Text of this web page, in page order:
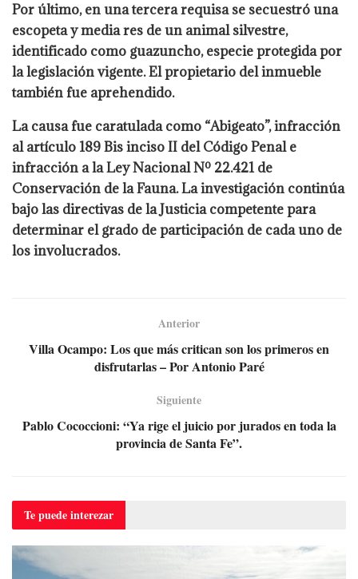
Por último, en una tercera requisa se secuestró una
escopeta y media res de un animal silvestre,
identificado como guazuncho, especie protegida por
la legislación vigente. El propietario del inmueble
también fue aprehendido.
La causa fue caratulada como “Abigeato”, infracción
al artículo 189 Bis inciso II del Código Penal e
infracción a la Ley Nacional Nº 22.421 de
Conservación de la Fauna. La investigación continúa
bajo las directivas de la Justicia competente para
determinar el grado de participación de cada uno de
los involucrados.
Anterior
Villa Ocampo: Los que más critican son los primeros en
disfrutarlas – Por Antonio Paré
Siguiente
Pablo Cococcioni: “Ya rige el juicio por jurados en toda la
provincia de Santa Fe”.
Te puedeinterezar